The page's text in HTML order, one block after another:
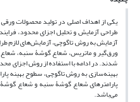
یکی از اهداف اصلی در تولید محصولات
طراحی آزمایش و تحلیل اجزای محدود،
آزمایش به روش تاگوچی، آزمایش‌های لازم
ورق‌گیر و ماتریس، شعاع گوشۀ سنبه،
شدند. در ادامه با استفاده از روش اجزای
بهینه‌سازی به روش تاگوچی، سطوح بهینه
پارامترهای شعاع گوشۀ سنبه و شعاع گوشۀ
می‌باشد.